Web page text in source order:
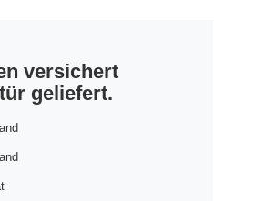
versichert
geliefert.